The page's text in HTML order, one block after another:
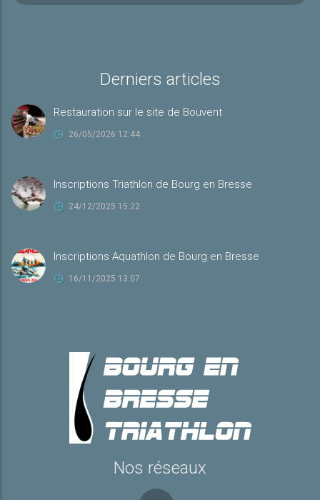
Derniers articles
Restauration sur le site de Bouvent
26/05/2026 12:44
Inscriptions Triathlon de Bourg en Bresse
24/12/2025 15:22
Inscriptions Aquathlon de Bourg en Bresse
16/11/2025 13:07
Nos réseaux